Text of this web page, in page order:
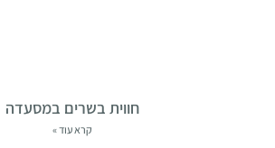
חווית בשרים במסעדה
קרא עוד »